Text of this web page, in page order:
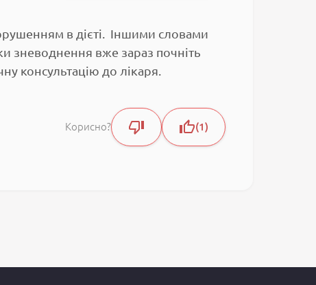
в дієті. Іншими словами
зневоднення вже зараз почніть
консультацію до лікаря.
Корисно? 1